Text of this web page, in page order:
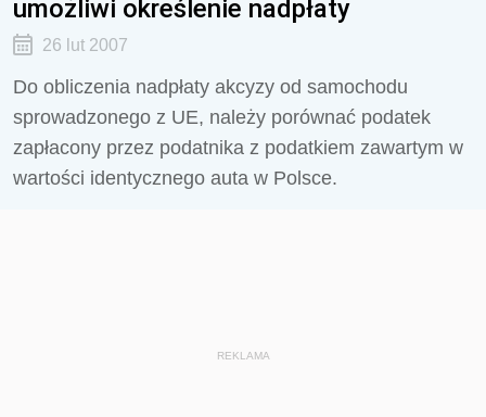
umożliwi określenie nadpłaty
26 lut 2007
Do obliczenia nadpłaty akcyzy od samochodu
sprowadzonego z UE, należy porównać podatek
zapłacony przez podatnika z podatkiem zawartym w
wartości identycznego auta w Polsce.
REKLAMA